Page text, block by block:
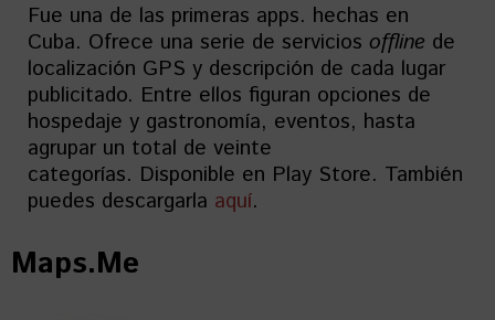
Fue una de las primeras apps. hechas en
Cuba. Ofrece una serie de servicios offline de
localización GPS y descripción de cada lugar
publicitado. Entre ellos figuran opciones de
hospedaje y gastronomía, eventos, hasta
agrupar un total de veinte
categorías. Disponible en Play Store. También
puedes descargarla aquí.
Maps.Me